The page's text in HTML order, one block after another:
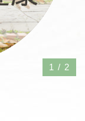
1 / 2